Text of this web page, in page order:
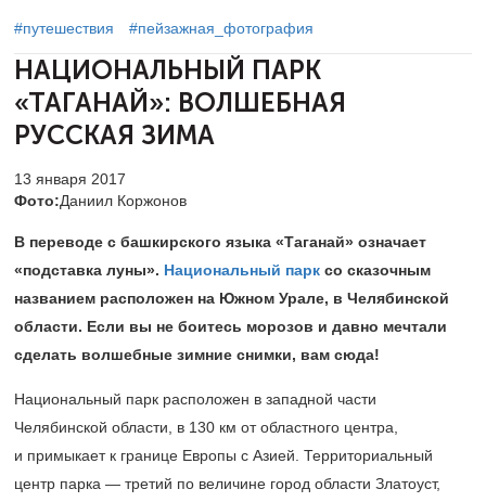
#путешествия #пейзажная_фотография
НАЦИОНАЛЬНЫЙ ПАРК
«ТАГАНАЙ»: ВОЛШЕБНАЯ
РУССКАЯ ЗИМА
13 января 2017
Фото:Даниил Коржонов
В переводе с башкирского языка «Таганай» означает
«подставка луны». Национальный парк со сказочным
названием расположен на Южном Урале, в Челябинской
области. Если вы не боитесь морозов и давно мечтали
сделать волшебные зимние снимки, вам сюда!
Национальный парк расположен в западной части
Челябинской области, в 130 км от областного центра,
и примыкает к границе Европы с Азией. Территориальный
центр парка — третий по величине город области Златоуст,